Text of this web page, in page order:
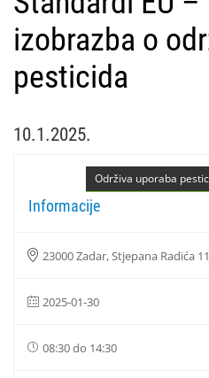
izobrazba o
pesticida
10.1.2025.
Održiva uporaba
Informacije
23000 Zadar, Stjepana Radića
2025-01-30
08:30 do 14:30